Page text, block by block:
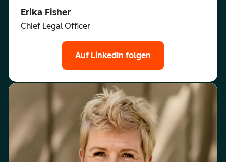
Erika Fisher
Chief Legal Officer
Auf LinkedIn folgen